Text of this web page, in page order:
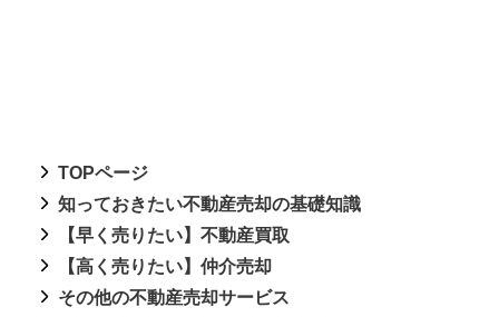
TOPページ
知っておきたい不動産売却の基礎知識
【早く売りたい】不動産買取
【高く売りたい】仲介売却
その他の不動産売却サービス